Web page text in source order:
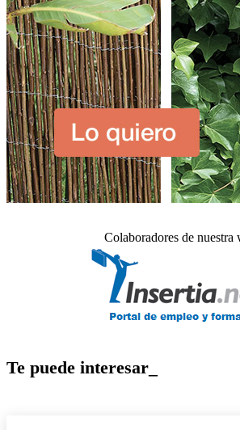
Colaboradores de nuestra
Te puede interesar_